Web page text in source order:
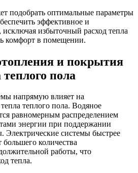
подобрать оптимальные параметры
эффективное и
избыточный расход тепла
комфорт в помещении.
и покрытия
теплого пола
напрямую влияет на
теплого пола. Водяное
равномерным распределением
энергии при поддержании
Электрические системы быстрее
количества
работы, что
тепла.